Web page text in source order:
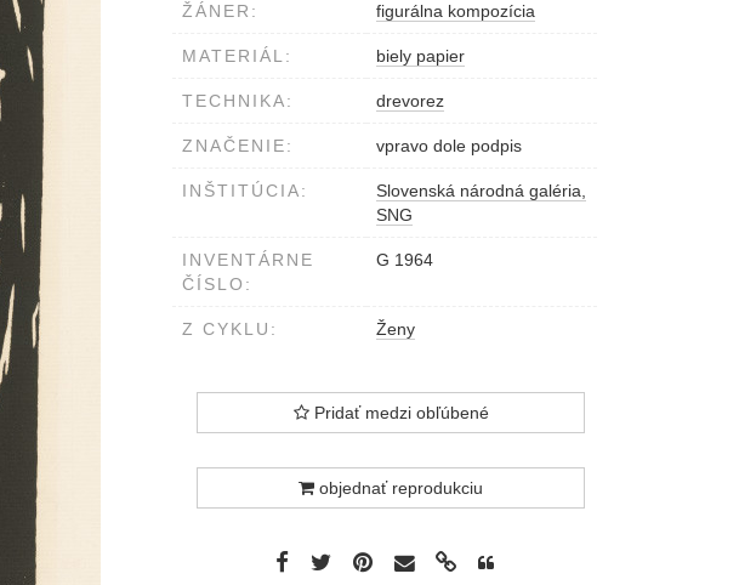
ŽÁNER: figurálna kompozícia
MATERIÁL: biely papier
TECHNIKA: drevorez
ZNAČENIE: vpravo dole podpis
INŠTITÚCIA:
Slovenská národná galéria,
SNG
INVENTÁRNE
ČÍSLO:
G 1964
Z CYKLU: Ženy
Pridať medzi obľúbené
objednať reprodukciu